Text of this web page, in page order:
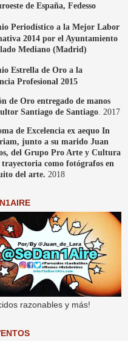
de España, Fedesso
Periodístico a la Mejor Labor
2014 por el Ayuntamiento
Mediano (Madrid)
Estrella de Oro a la
Profesional 2015
de Oro entregado de manos
Santiago de Santiago . 2017
de Excelencia ex aequo In
junto a su marido Juan
del Grupo Pro Arte y Cultura
como fotógrafos en
del arte. 2018
razonables y más!